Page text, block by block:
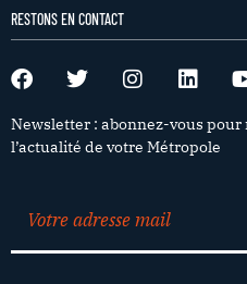
RESTONS EN CONTACT
Newsletter : abonnez-vous pour
l’actualité de votre Métropole